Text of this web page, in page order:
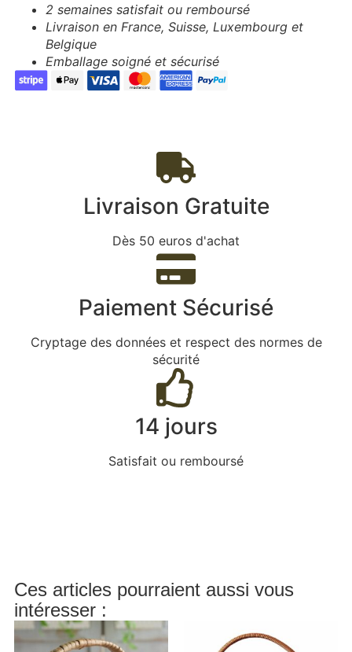
2 semaines satisfait ou remboursé
Livraison en France, Suisse, Luxembourg et
Belgique
Emballage soigné et sécurisé
Livraison Gratuite
Dès 50 euros d'achat
Paiement Sécurisé
Cryptage des données et respect des normes de
sécurité
14 jours
Satisfait ou remboursé
Ces articles pourraient aussi vous
intéresser :